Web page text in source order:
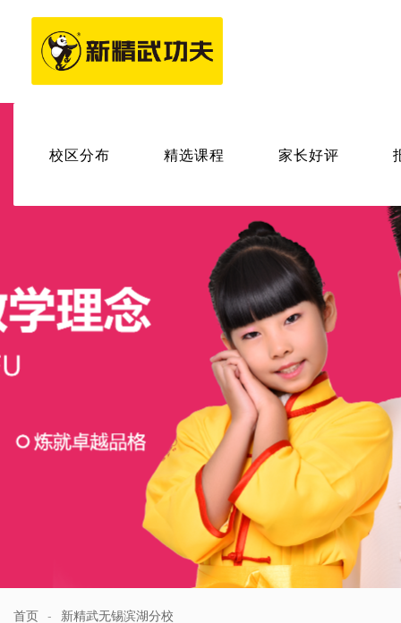
校区分布 精选课程 家长好评
首页 - 新精武无锡滨湖分校